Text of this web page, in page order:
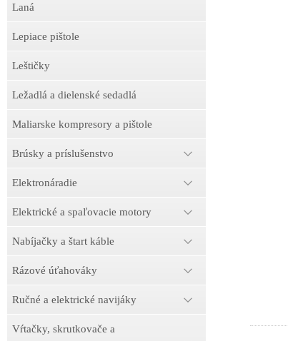
Laná
Lepiace pištole
Leštičky
Ležadlá a dielenské sedadlá
Maliarske kompresory a pištole
Brúsky a príslušenstvo
Elektronáradie
Elektrické a spaľovacie motory
Nabíjačky a štart káble
Rázové úťahováky
Ručné a elektrické navijáky
Vŕtačky, skrutkovače a